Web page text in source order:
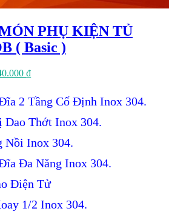
PHỤ KIỆN TỦ
( Basic )
₫.
₫Giá
tại
là:
10.940.000 ₫.
2 Tầng Cố Định Inox 304.
Dao Thớt Inox 304.
Nồi Inox 304.
Đa Năng Inox 304.
Điện Tử
1/2 Inox 304.